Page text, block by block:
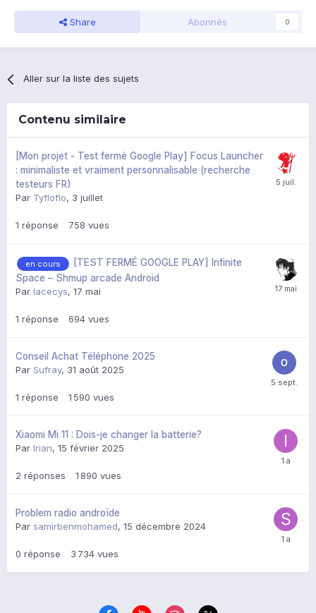
Share Abonnés 0
Aller sur la liste des sujets
Contenu similaire
[Mon projet - Test fermé Google Play] Focus Launcher
: minimaliste et vraiment personnalisable (recherche
testeurs FR)
Par Tyfloflo, 3 juillet
1 réponse 758 vues
en cours
[TEST FERMÉ GOOGLE PLAY] Infinite
Space – Shmup arcade Android
Par lacecys, 17 mai
1 réponse 694 vues
Conseil Achat Téléphone 2025
Par Sufray, 31 août 2025
1 réponse 1 590 vues
Xiaomi Mi 11 : Dois-je changer la batterie?
Par Irian, 15 février 2025
2 réponses 1 890 vues
Problem radio androïde
Par samirbenmohamed, 15 décembre 2024
0 réponse 3 734 vues